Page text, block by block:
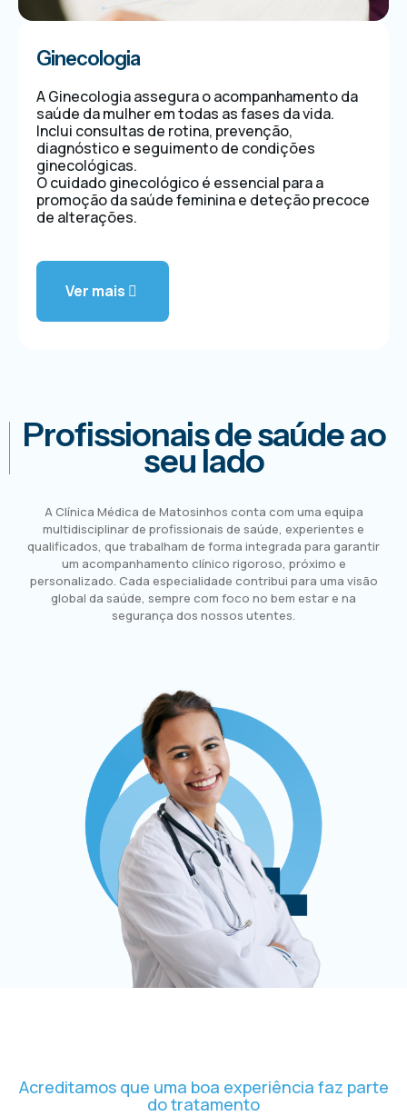
Ver mais
Ginecologia
A Ginecologia assegura o acompanhamento da
saúde da mulher em todas as fases da vida.
Inclui consultas de rotina, prevenção,
diagnóstico e seguimento de condições
ginecológicas.
O cuidado ginecológico é essencial para a
promoção da saúde feminina e deteção precoce
de alterações.
Profissionais de saúde ao
seu lado
A Clínica Médica de Matosinhos conta com uma equipa
multidisciplinar de profissionais de saúde, experientes e
qualificados, que trabalham de forma integrada para garantir
um acompanhamento clínico rigoroso, próximo e
personalizado. Cada especialidade contribui para uma visão
global da saúde, sempre com foco no bem estar e na
segurança dos nossos utentes.
Acreditamos que uma boa experiência faz parte
do tratamento